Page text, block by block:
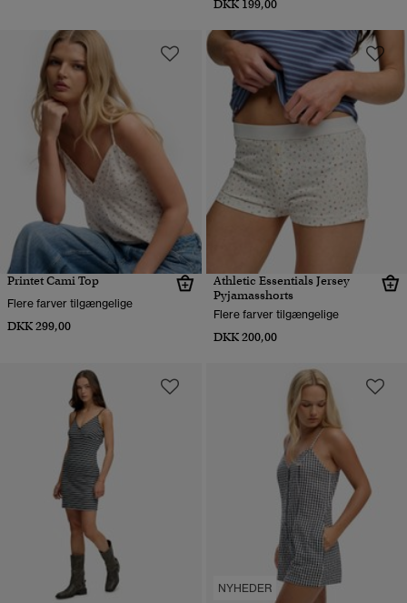
DKK 199,00
Printet Cami Top
Flere farver tilgængelige
DKK 299,00
Athletic Essentials Jersey
Pyjamasshorts
Flere farver tilgængelige
DKK 200,00
NYHEDER